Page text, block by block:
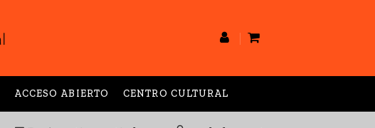
ACCESO ABIERTO CENTRO CULTURAL